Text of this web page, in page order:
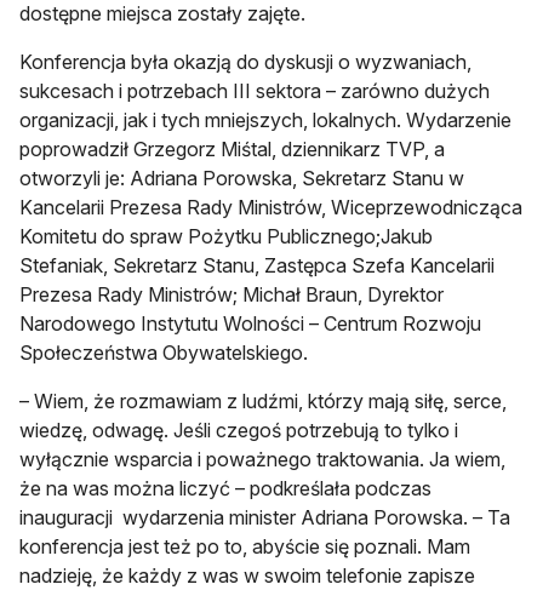
dostępne miejsca zostały zajęte.
Konferencja była okazją do dyskusji o wyzwaniach,
sukcesach i potrzebach III sektora – zarówno dużych
organizacji, jak i tych mniejszych, lokalnych. Wydarzenie
poprowadził Grzegorz Miśtal, dziennikarz TVP, a
otworzyli je: Adriana Porowska, Sekretarz Stanu w
Kancelarii Prezesa Rady Ministrów, Wiceprzewodnicząca
Komitetu do spraw Pożytku Publicznego;Jakub
Stefaniak, Sekretarz Stanu, Zastępca Szefa Kancelarii
Prezesa Rady Ministrów; Michał Braun, Dyrektor
Narodowego Instytutu Wolności – Centrum Rozwoju
Społeczeństwa Obywatelskiego.
– Wiem, że rozmawiam z ludźmi, którzy mają siłę, serce,
wiedzę, odwagę. Jeśli czegoś potrzebują to tylko i
wyłącznie wsparcia i poważnego traktowania. Ja wiem,
że na was można liczyć – podkreślała podczas
inauguracji wydarzenia minister Adriana Porowska. – Ta
konferencja jest też po to, abyście się poznali. Mam
nadzieję, że każdy z was w swoim telefonie zapisze